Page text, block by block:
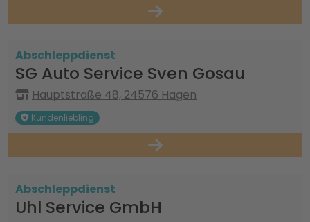
Abschleppdienst
SG Auto Service Sven Gosau
Hauptstraße 48, 24576 Hagen
Kundenliebling
Abschleppdienst
Uhl Service GmbH